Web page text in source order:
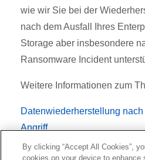
wie wir Sie bei der
nach dem Ausfall Ihres
Storage aber insbesondere
Ransomware Incident
Weitere Informationen zum
Datenwiederherstellung
Angriff
Datenrettung Tapes bei
By clicking “Accept All Cookies”,
cookies on your device to enhance